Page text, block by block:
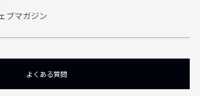
ブマガジン
よくある質問